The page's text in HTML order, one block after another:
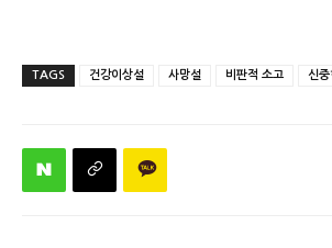
TAGS 건강이상설 사망설 비판적 소고 신중